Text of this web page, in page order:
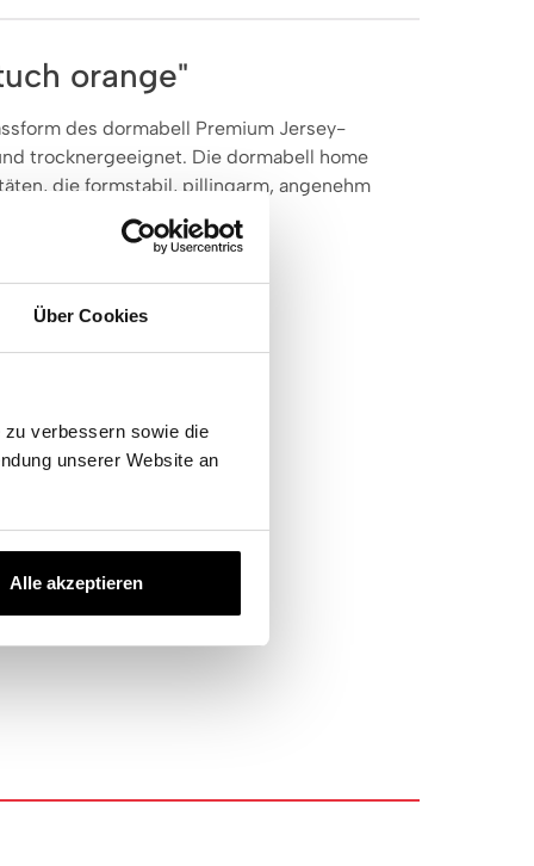
Über Cookies
verbessern sowie die
unserer Website an
Alle akzeptieren
orange"
des dormabell Premium Jersey-
trocknergeeignet. Die dormabell home
die formstabil, pillingarm, angenehm